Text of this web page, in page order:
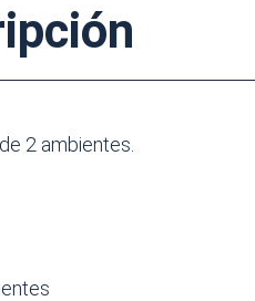
2 ambientes.